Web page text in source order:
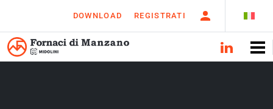
DOWNLOAD REGISTRATI